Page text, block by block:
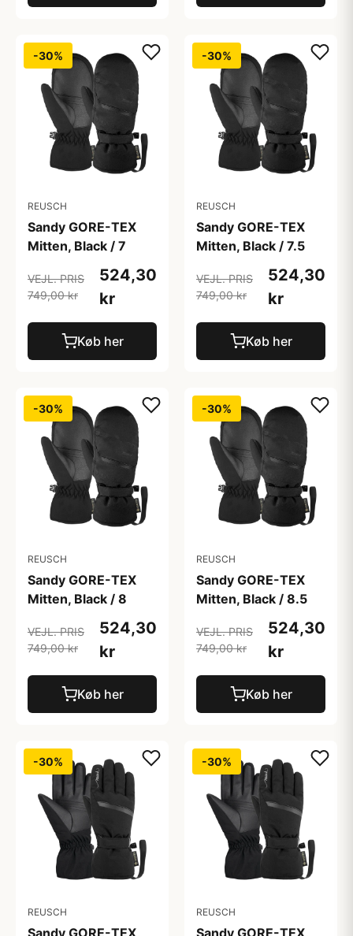
-30%
REUSCH
Sandy GORE-TEX
Mitten, Black / 7
VEJL. PRIS
749,00 kr
524,30
kr
Køb her
-30%
REUSCH
Sandy GORE-TEX
Mitten, Black / 7.5
VEJL. PRIS
749,00 kr
524,30
kr
Køb her
-30%
REUSCH
Sandy GORE-TEX
Mitten, Black / 8
VEJL. PRIS
749,00 kr
524,30
kr
Køb her
-30%
REUSCH
Sandy GORE-TEX
Mitten, Black / 8.5
VEJL. PRIS
749,00 kr
524,30
kr
Køb her
-30%
REUSCH
Sandy GORE-TEX,
-30%
REUSCH
Sandy GORE-TEX,